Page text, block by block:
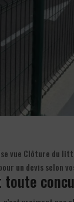
vue Clôture du
un devis selon